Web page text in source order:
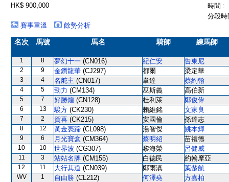
HK$ 900,000
時間 :
分段
賽事重溫
餘勢分析
名次 馬號 馬名 騎師 練馬師
1 8 夢幻十一 (CN016) 紀仁安 告東尼
2 9 金鑽龍華 (CJ297) 都爾 梁定華
3 4 名舵主 (CN017) 韋達 蔡約翰
4 5 勁力 (CM134) 巫斯義 高伯新
5 7 好勝煌 (CN128) 杜利萊 鄭俊偉
6 13 駿方 (CK230) 賴維銘 文家良
7 2 賀喜 (CK215) 安國倫 孫達志
8 12 黃金褭蹄 (CL098) 湯智傑 姚本輝
9 6 月光寶盒 (CM364) 蔡明紹 苗禮德
10 10 世界波 (CG307) 黎海榮 呂健威
11 3 站站名牌 (CM155) 白德民 約翰摩亞
12 11 大行其道 (CN039) 鄭雨滇 葉楚航
WV 1 自由勝 (CL212) 何澤堯
方嘉柏